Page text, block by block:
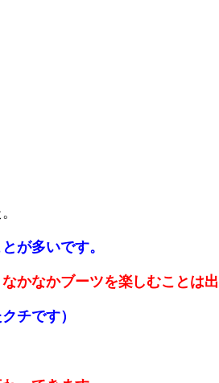
が多いです。
かなかブーツを楽しむことは出
チです）